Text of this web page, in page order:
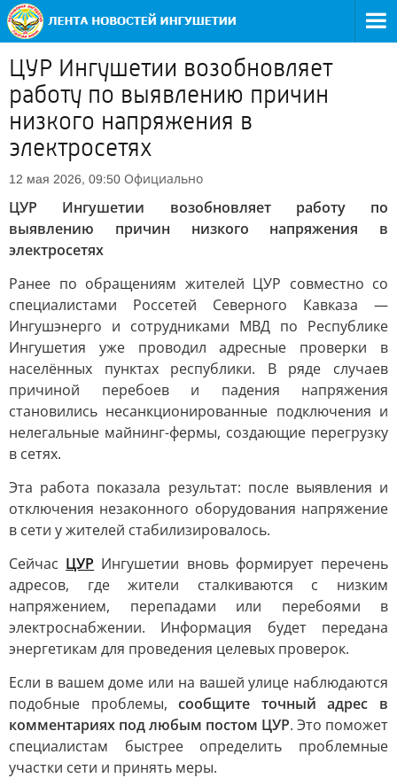
ЦУР Ингушетии возобновляет
работу по выявлению причин
низкого напряжения в
электросетях
12 мая 2026, 09:50 Официально
ЦУР Ингушетии возобновляет работу по
выявлению причин низкого напряжения в
электросетях
Ранее по обращениям жителей ЦУР совместно со
специалистами Россетей Северного Кавказа —
Ингушэнерго и сотрудниками МВД по Республике
Ингушетия уже проводил адресные проверки в
населённых пунктах республики. В ряде случаев
причиной перебоев и падения напряжения
становились несанкционированные подключения и
нелегальные майнинг-фермы, создающие перегрузку
в сетях.
Эта работа показала результат: после выявления и
отключения незаконного оборудования напряжение
в сети у жителей стабилизировалось.
Сейчас ЦУР Ингушетии вновь формирует перечень
адресов, где жители сталкиваются с низким
напряжением, перепадами или перебоями в
электроснабжении. Информация будет передана
энергетикам для проведения целевых проверок.
Если в вашем доме или на вашей улице наблюдаются
подобные проблемы,сообщите точный адрес в
комментариях под любым постом ЦУР. Это поможет
специалистам быстрее определить проблемные
участки сети и принять меры.